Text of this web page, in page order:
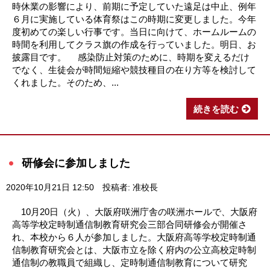
時休業の影響により、前期に予定していた遠足は中止、例年
６月に実施している体育祭はこの時期に変更しました。今年
度初めての楽しい行事です。当日に向けて、ホームルームの
時間を利用してクラス旗の作成を行っていました。明日、お
披露目です。 感染防止対策のために、時期を変えるだけ
でなく、生徒会が時間短縮や競技種目の在り方等を検討して
くれました。そのため、...
続きを読む
研修会に参加しました
2020年10月21日 12:50 投稿者: 准校長
10月20日（火）、大阪府咲洲庁舎の咲洲ホールで、大阪府
高等学校定時制通信制教育研究会三部合同研修会が開催さ
れ、本校から６人が参加しました。大阪府高等学校定時制通
信制教育研究会とは、大阪市立を除く府内の公立高校定時制
通信制の教職員で組織し、定時制通信制教育について研究